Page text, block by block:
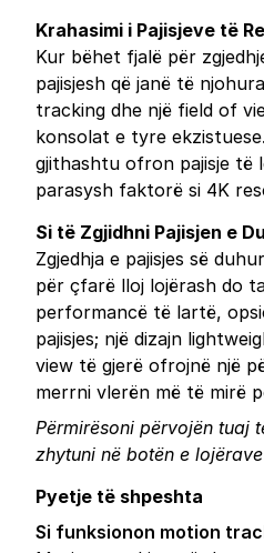
Krahasimi i Pajisjeve të
Kur bëhet fjalë për
pajisjesh që janë të
tracking dhe një field of
konsolat e tyre
gjithashtu ofron pajisje të
parasysh faktorë si 4K
Si të Zgjidhni Pajisjen e
Zgjedhja e pajisjes së
për çfarë lloj lojërash do
performancë të lartë,
pajisjes; një dizajn
view të gjerë ofrojnë një
merrni vlerën më të mirë
Përmirësoni përvojën tuaj
zhytuni në botën e
Pyetje të shpeshta
Si funksionon motion